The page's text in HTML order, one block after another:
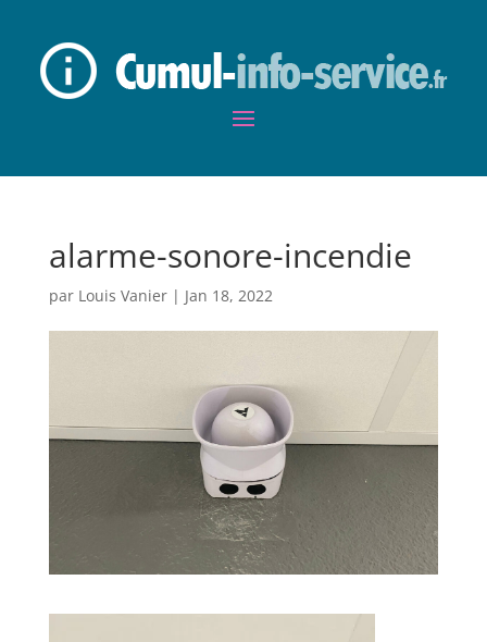
alarme-sonore-incendie
par Louis Vanier| Jan 18, 2022